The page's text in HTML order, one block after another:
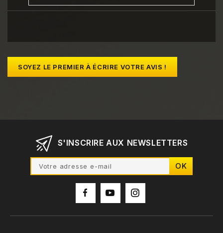
SOYEZ LE PREMIER À ÉCRIRE VOTRE AVIS !
S'INSCRIRE AUX NEWSLETTERS